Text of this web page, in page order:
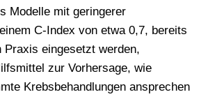
Modelle mit geringerer
C-Index von etwa 0,7, bereits
Praxis eingesetzt werden,
zur Vorhersage, wie
Krebsbehandlungen ansprechen